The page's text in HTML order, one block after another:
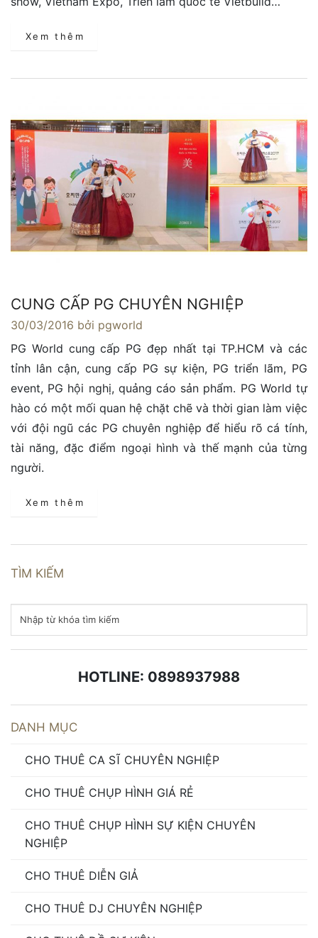
Xem thêm
CUNG CẤP PG CHUYÊN NGHIỆP
30/03/2016 bởi pgworld
PG World cung cấp PG đẹp nhất tại TP.HCM và các
tỉnh lân cận, cung cấp PG sự kiện, PG triển lãm, PG
event, PG hội nghị, quảng cáo sản phẩm. PG World tự
hào có một mối quan hệ chặt chẽ và thời gian làm việc
với đội ngũ các PG chuyên nghiệp để hiểu rõ cá tính,
tài năng, đặc điểm ngoại hình và thế mạnh của từng
người.
Xem thêm
TÌM KIẾM
HOTLINE: 0898937988
DANH MỤC
CHO THUÊ CA SĨ CHUYÊN NGHIỆP
CHO THUÊ CHỤP HÌNH GIÁ RẺ
CHO THUÊ CHỤP HÌNH SỰ KIỆN CHUYÊN
NGHIỆP
CHO THUÊ DIỄN GIẢ
CHO THUÊ DJ CHUYÊN NGHIỆP